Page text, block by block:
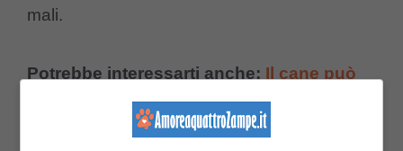
mali.
Potrebbe interessarti anche: Il cane può
mangiare le more? Rischi e benefici di
questo frutto estivo